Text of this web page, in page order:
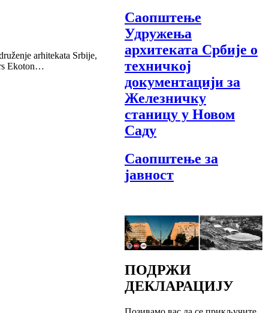
arhitekata Srbije,
Ekoton…
Саопштење
Удружења
архитеката Србије о
техничкој
документацији за
Железничку
станицу у Новом
Саду
Саопштење за
јавност
ПОДРЖИ
ДЕКЛАРАЦИЈУ